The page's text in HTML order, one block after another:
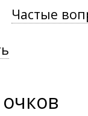
Частые